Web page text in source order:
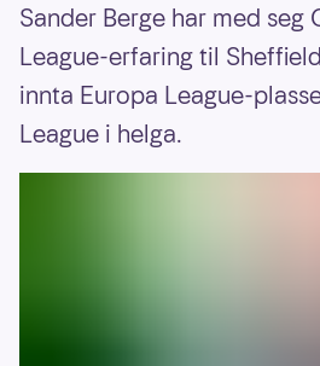
Sander Berge har med seg
League-erfaring til
innta Europa League-
League i helga.